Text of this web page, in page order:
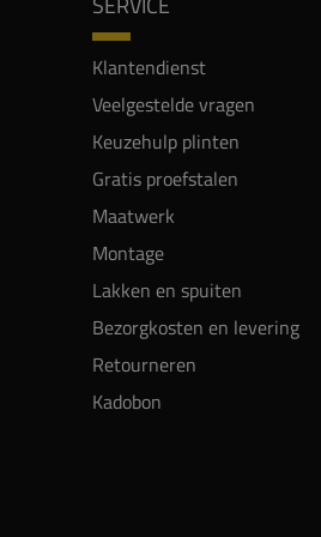
Klantendienst
Veelgestelde vragen
Keuzehulp plinten
Gratis proefstalen
Maatwerk
Montage
Lakken en spuiten
Bezorgkosten en levering
Retourneren
Kadobon